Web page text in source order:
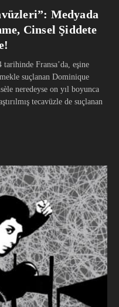
Medyada
Cinsel Şiddete
Fransa’da, eşine
suçlanan Dominique
neredeyse on yıl boyunca
tecavüzle de suçlanan